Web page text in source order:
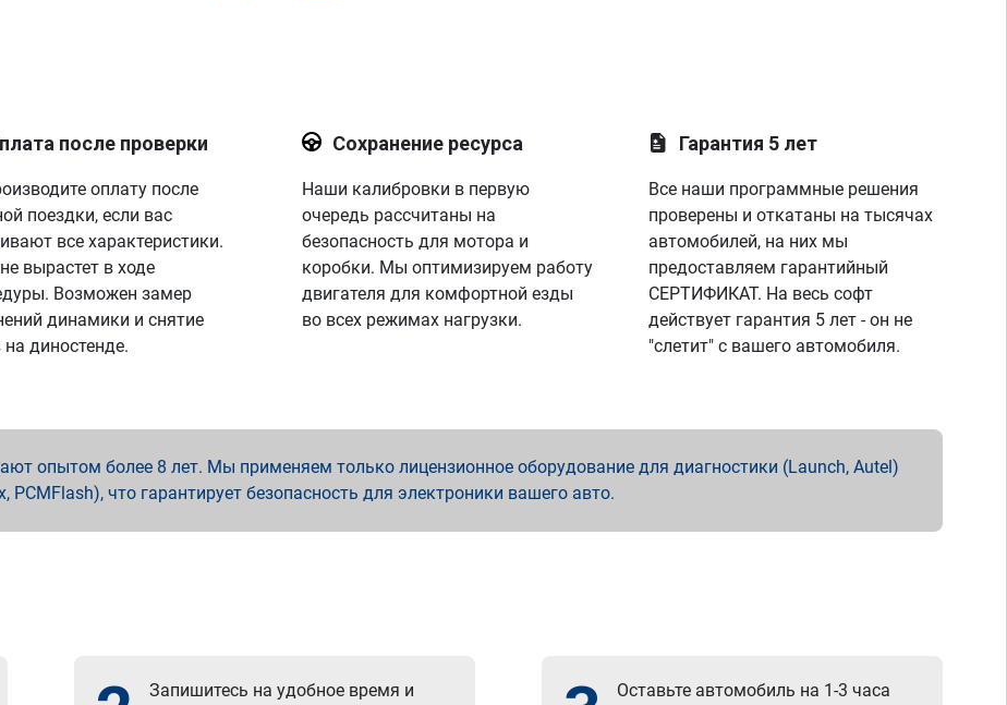
после проверки
оплату после
поездки, если вас
все характеристики.
вырастет в ходе
Возможен замер
динамики и снятие
на диностенде.
Сохранение ресурса
Наши калибровки в первую
очередь рассчитаны на
безопасность для мотора и
коробки. Мы оптимизируем работу
двигателя для комфортной езды
во всех режимах нагрузки.
Гарантия 5 лет
Все наши программные решения
проверены и откатаны на тысячах
автомобилей, на них мы
предоставляем гарантийный
СЕРТИФИКАТ. На весь софт
действует гарантия 5 лет - он не
"слетит" с вашего автомобиля.
опытом более 8 лет. Мы применяем только лицензионное оборудование для диагностики (Launch, Autel)
PCMFlash), что гарантирует безопасность для электроники вашего авто.
Запишитесь на удобное время и Оставьте автомобиль на 1-3 часа